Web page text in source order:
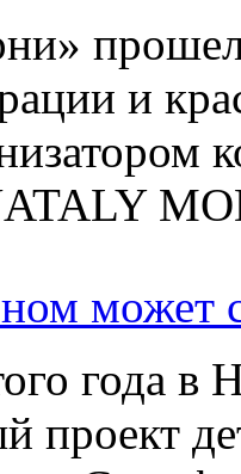
и
может
года
проект